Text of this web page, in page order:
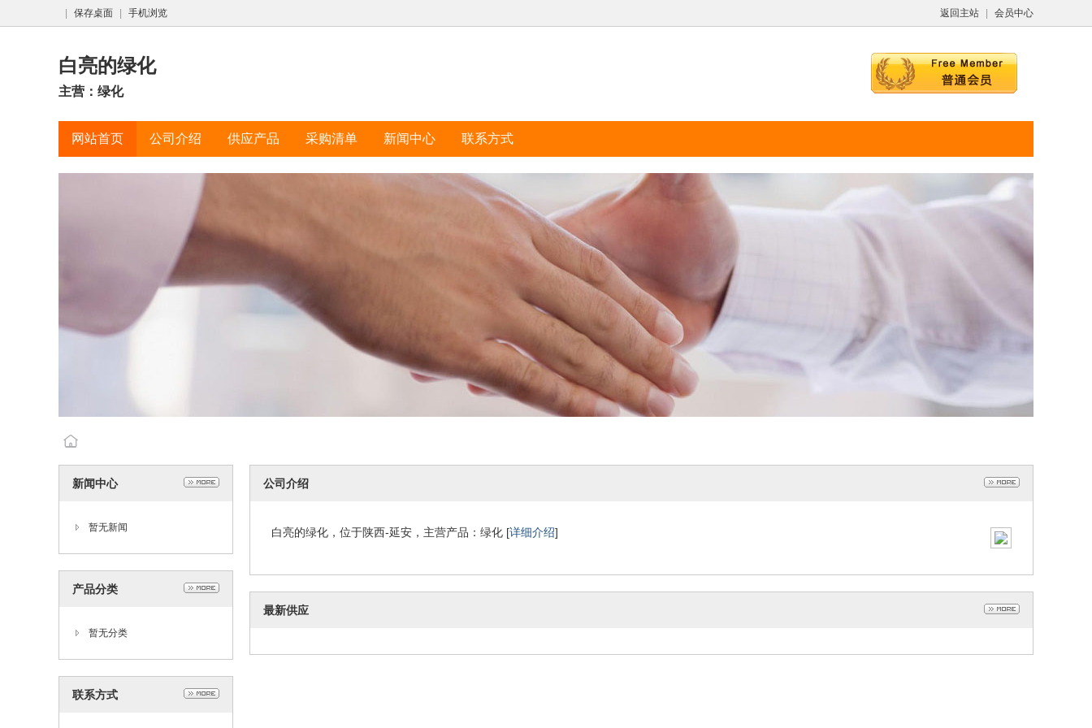
返回主站 会员中心
保存桌面 手机浏览
白亮的绿化
主营：绿化
网站首页 公司介绍 供应产品 采购清单 新闻中心 联系方式
新闻中心
暂无新闻
产品分类
暂无分类
联系方式
公司介绍
白亮的绿化，位于陕西-延安，主营产品：绿化 [详细介绍]
最新供应